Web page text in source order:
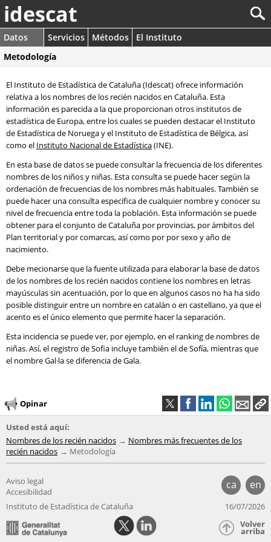
idescat
Datos Servicios Métodos
El Instituto
Metodología
El Instituto de Estadística de Cataluña (Idescat) ofrece información
relativa a los nombres de los recién nacidos en Cataluña. Esta
información es parecida a la que proporcionan otros institutos de
estadística de Europa, entre los cuales se pueden destacar el Instituto
de Estadística de Noruega y el Instituto de Estadística de Bélgica, así
como el Instituto Nacional de Estadística(INE).
En esta base de datos se puede consultar la frecuencia de los diferentes
nombres de los niños y niñas. Esta consulta se puede hacer según la
ordenación de frecuencias de los nombres más habituales. También se
puede hacer una consulta específica de cualquier nombre y conocer su
nivel de frecuencia entre toda la población. Esta información se puede
obtener para el conjunto de Cataluña por provincias, por ámbitos del
Plan territorial y por comarcas, así como por por sexo y año de
nacimiento.
Debe mecionarse que la fuente utilizada para elaborar la base de datos
de los nombres de los recién nacidos contiene los nombres en letras
mayúsculas sin acentuación, por lo que en algunos casos no ha ha sido
posible distinguir entre un nombre en catalán o en castellano, ya que el
acento es el único elemento que permite hacer la separación.
Esta incidencia se puede ver, por ejemplo, en el ranking de nombres de
niñas. Así, el registro de Sofia incluye también el de Sofía, mientras que
el nombre Gal·la se diferencia de Gala.
Opinar
Usted está aquí:
Nombres de los recién nacidos
Nombres más frecuentes de los
recién nacidos
Metodología
ca en
Aviso legal
Accesibilidad
Instituto de Estadística de Cataluña
16/07/2026
Volver
arriba